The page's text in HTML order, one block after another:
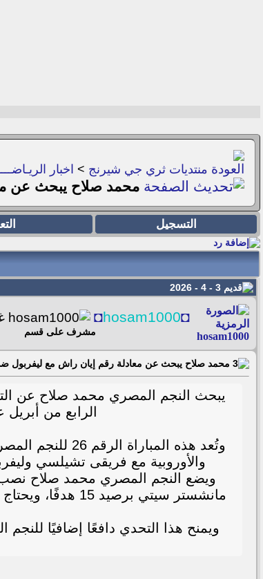
منتديات ثري جي شيرنج > اخبار
محمد صلاح يبحث عن
التسجيل
◘
hosam1000
◘
مشرف على قسم
محمد صلاح يبحث عن معادلة رقم إيان راش مع ليفربول
يبحث النجم المصري محمد صلاح عن
الرابع من
وتُعد هذه
والأوروبية مع فريقى تشيلسي وليفربول، حيث ترك بصمة واضحة
ويضع النجم المصري محمد صلاح نصب
مانشستر سيتي
ويمنح هذا التحدي دافعًا إضافيًا